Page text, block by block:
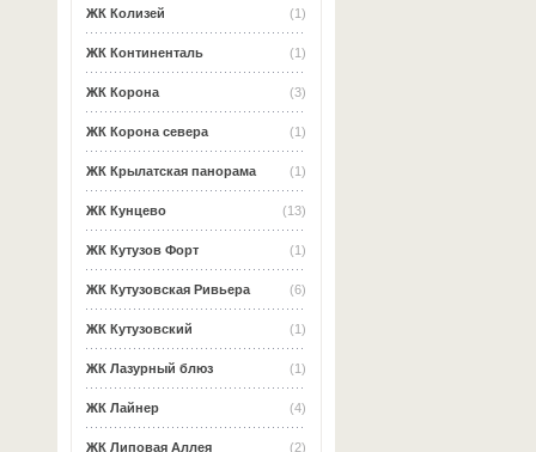
(1)
ЖК Колизей
(1)
ЖК Континенталь
(3)
ЖК Корона
(1)
ЖК Корона севера
(1)
ЖК Крылатская панорама
(13)
ЖК Кунцево
(1)
ЖК Кутузов Форт
(6)
ЖК Кутузовская Ривьера
(1)
ЖК Кутузовский
(1)
ЖК Лазурный блюз
(4)
ЖК Лайнер
(2)
ЖК Липовая Аллея